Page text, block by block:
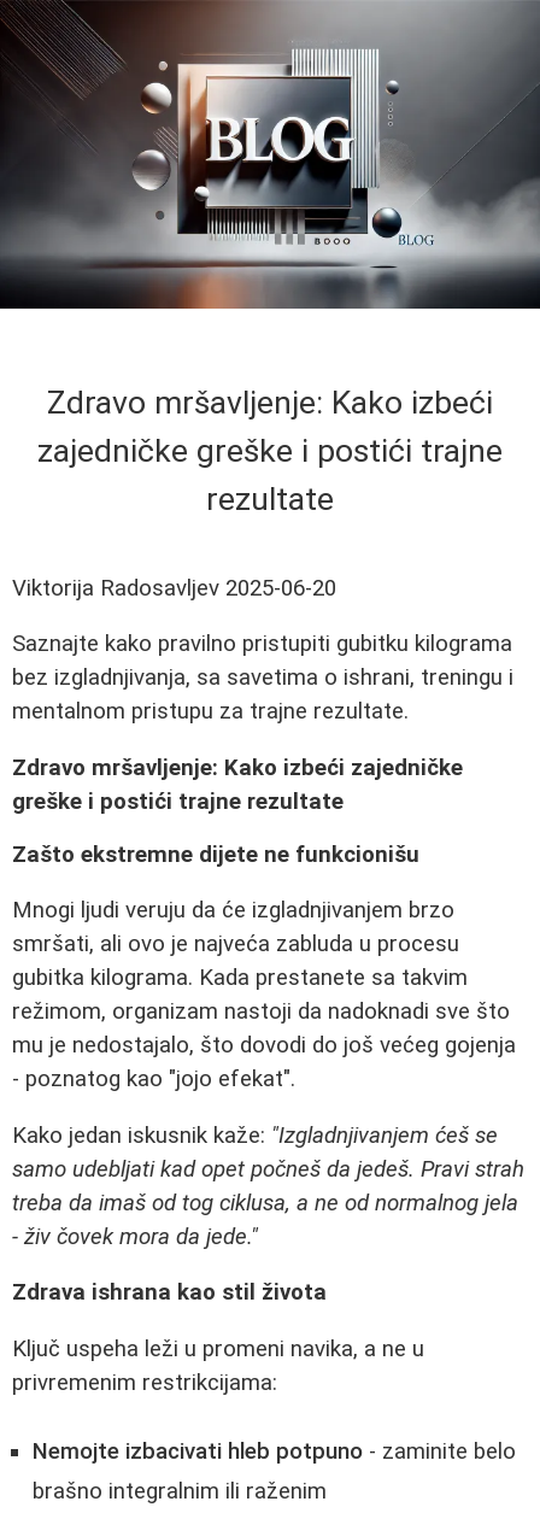
Zdravo mršavljenje: Kako izbeći
zajedničke greške i postići trajne
rezultate
Viktorija Radosavljev 2025-06-20
Saznajte kako pravilno pristupiti gubitku kilograma
bez izgladnjivanja, sa savetima o ishrani, treningu i
mentalnom pristupu za trajne rezultate.
Zdravo mršavljenje: Kako izbeći zajedničke
greške i postići trajne rezultate
Zašto ekstremne dijete ne funkcionišu
Mnogi ljudi veruju da će izgladnjivanjem brzo
smršati, ali ovo je najveća zabluda u procesu
gubitka kilograma. Kada prestanete sa takvim
režimom, organizam nastoji da nadoknadi sve što
mu je nedostajalo, što dovodi do još većeg gojenja
- poznatog kao "jojo efekat".
Kako jedan iskusnik kaže: "Izgladnjivanjem ćeš se
samo udebljati kad opet počneš da jedeš. Pravi strah
treba da imaš od tog ciklusa, a ne od normalnog jela
- živ čovek mora da jede."
Zdrava ishrana kao stil života
Ključ uspeha leži u promeni navika, a ne u
privremenim restrikcijama:
Nemojte izbacivati hleb potpuno - zaminite belo
brašno integralnim ili raženim